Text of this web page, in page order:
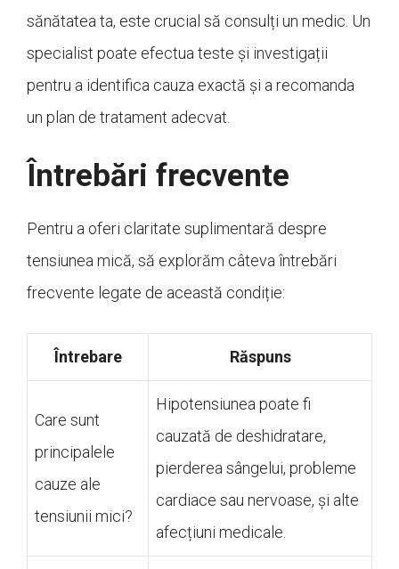
sănătatea ta, este crucial să consulți un medic. Un
specialist poate efectua teste și investigații
pentru a identifica cauza exactă și a recomanda
un plan de tratament adecvat.
Întrebări frecvente
Pentru a oferi claritate suplimentară despre
tensiunea mică, să explorăm câteva întrebări
frecvente legate de această condiție:
Întrebare Răspuns
Care sunt
principalele
cauze ale
tensiunii mici?
Hipotensiunea poate fi
cauzată de deshidratare,
pierderea sângelui, probleme
cardiace sau nervoase, și alte
afecțiuni medicale.